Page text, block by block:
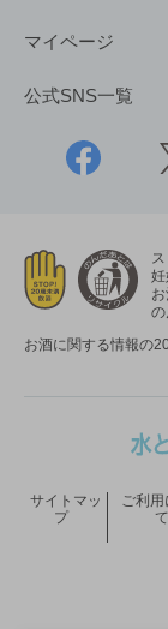
マイページ
公式SNS一覧
妊
の
お酒に関する情報の
サイトマッ
プ
ご利用
て